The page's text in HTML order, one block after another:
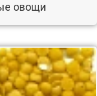
овощи